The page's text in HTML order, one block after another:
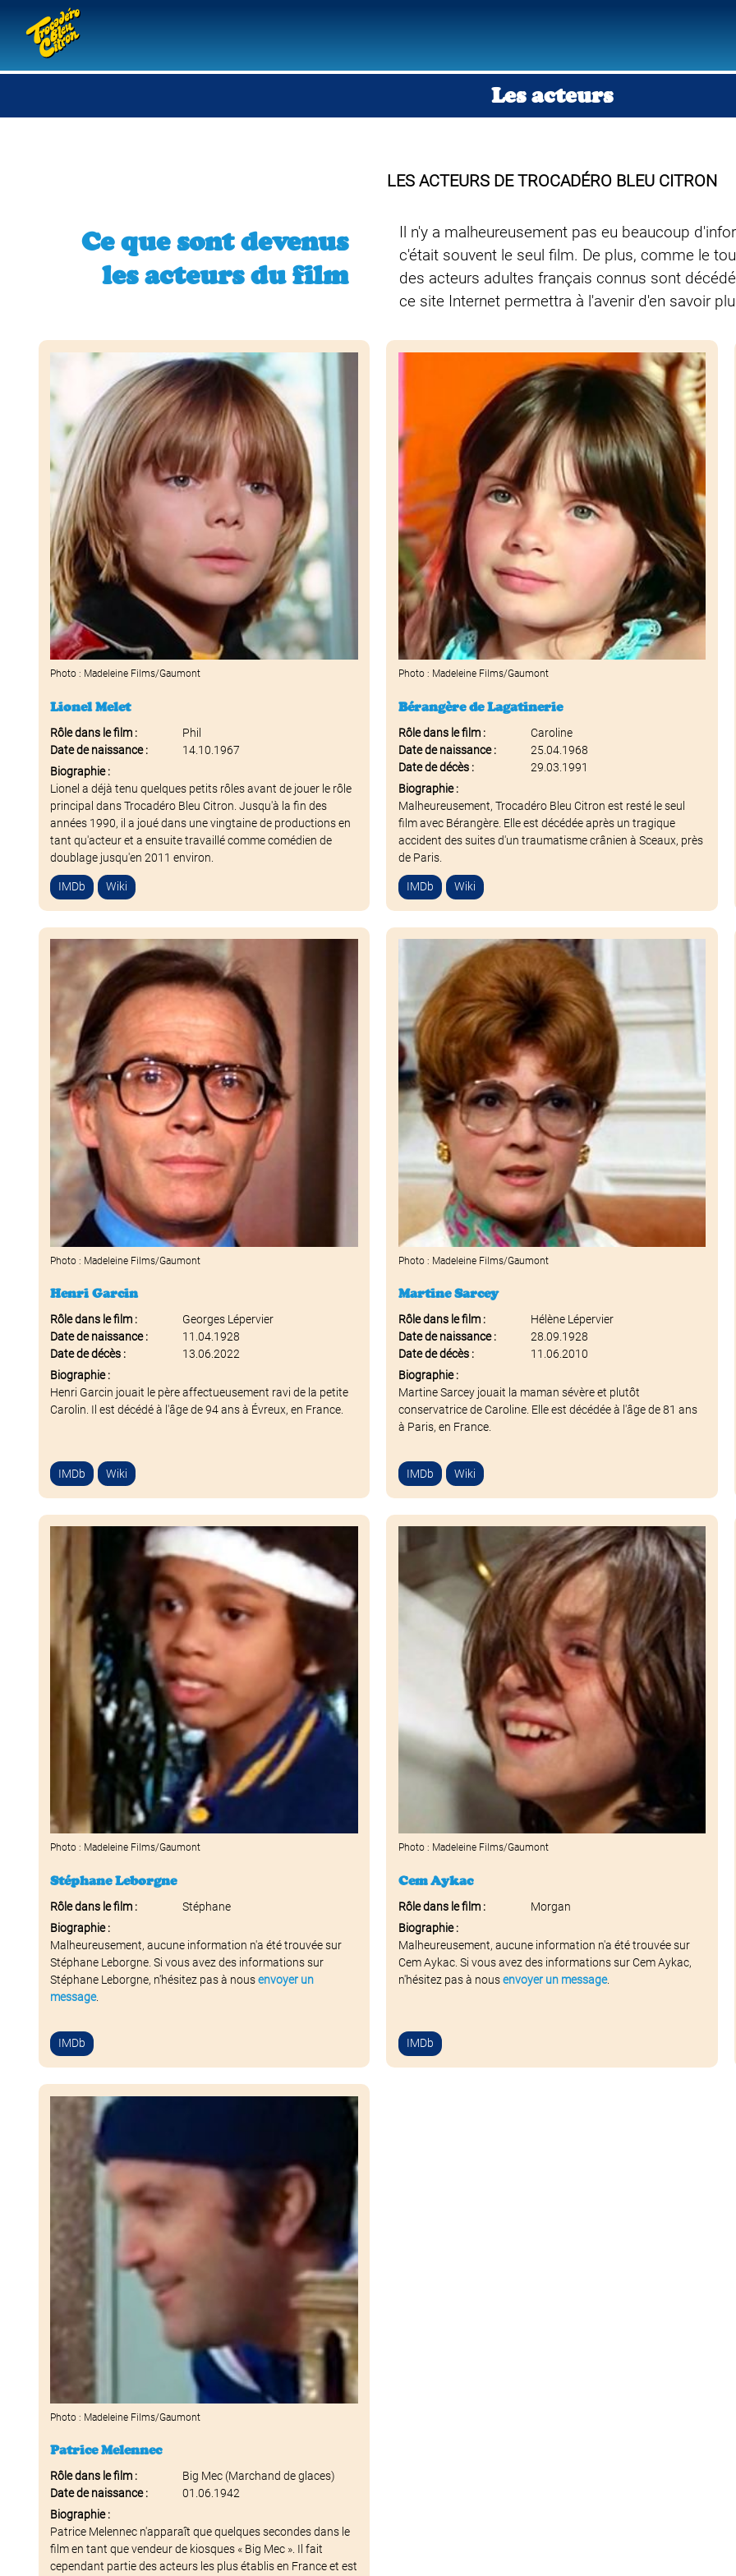
Les acteurs
LES ACTEURS DE TROCADÉRO BLEU CITRON
Ce que sont devenus
les acteurs du film
Il n'y a malheureusement pas eu beaucoup
c'était souvent le seul film. De plus, comme le
des acteurs adultes français connus sont
ce site Internet permettra à l'avenir d'en savoir
Photo : Madeleine Films/Gaumont
Lionel Melet
Rôle dans le film :
Phil
Date de naissance :
14.10.1967
Biographie :
Lionel a déjà tenu quelques petits rôles avant de jouer le rôle
principal dans Trocadéro Bleu Citron. Jusqu'à la fin des
années 1990, il a joué dans une vingtaine de productions en
tant qu'acteur et a ensuite travaillé comme comédien de
doublage jusqu'en 2011 environ.
IMDb Wiki
Photo : Madeleine Films/Gaumont
Bérangère de Lagatinerie
Rôle dans le film :
Caroline
Date de naissance :
25.04.1968
Date de décès :
29.03.1991
Biographie :
Malheureusement, Trocadéro Bleu Citron est resté le seul
film avec Bérangère. Elle est décédée après un tragique
accident des suites d'un traumatisme crânien à Sceaux, près
de Paris.
IMDb Wiki
Photo : Madeleine Films/Gaumont
Henri Garcin
Rôle dans le film :
Georges Lépervier
Date de naissance :
11.04.1928
Date de décès :
13.06.2022
Biographie :
Henri Garcin jouait le père affectueusement ravi de la petite
Carolin. Il est décédé à l'âge de 94 ans à Évreux, en France.
IMDb Wiki
Photo : Madeleine Films/Gaumont
Martine Sarcey
Rôle dans le film :
Hélène Lépervier
Date de naissance :
28.09.1928
Date de décès :
11.06.2010
Biographie :
Martine Sarcey jouait la maman sévère et plutôt
conservatrice de Caroline. Elle est décédée à l'âge de 81 ans
à Paris, en France.
IMDb Wiki
Photo : Madeleine Films/Gaumont
Stéphane Leborgne
Rôle dans le film :
Stéphane
Biographie :
Malheureusement, aucune information n'a été trouvée sur
Stéphane Leborgne. Si vous avez des informations sur
Stéphane Leborgne, n'hésitez pas à nousenvoyer un
message.
IMDb
Photo : Madeleine Films/Gaumont
Cem Aykac
Rôle dans le film :
Morgan
Biographie :
Malheureusement, aucune information n'a été trouvée sur
Cem Aykac. Si vous avez des informations sur Cem Aykac,
n'hésitez pas à nousenvoyer un message.
IMDb
Photo : Madeleine Films/Gaumont
Patrice Melennec
Rôle dans le film :
Big Mec (Marchand de glaces)
Date de naissance :
01.06.1942
Biographie :
Patrice Melennec n'apparaît que quelques secondes dans le
film en tant que vendeur de kiosques « Big Mec ». Il fait
cependant partie des acteurs les plus établis en France et est